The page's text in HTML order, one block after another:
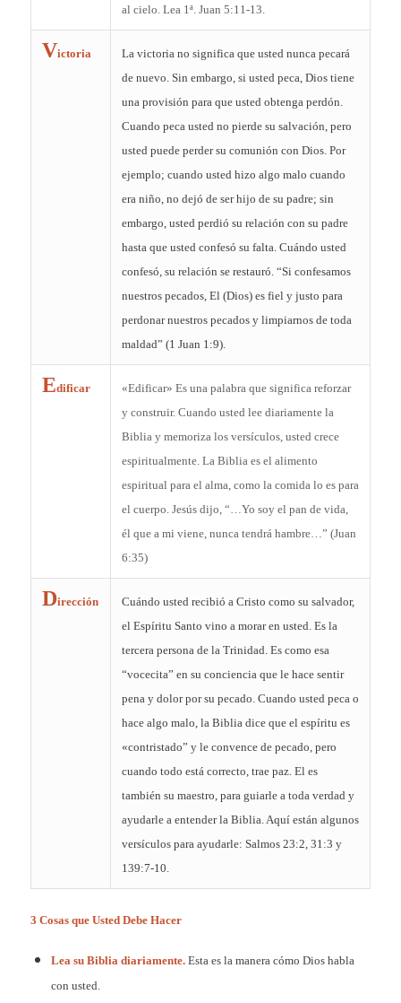
al cielo. Lea 1ª. Juan 5:11-13.
Victoria
La victoria no significa que usted nunca pecará
de nuevo. Sin embargo, si usted peca, Dios tiene
una provisión para que usted obtenga perdón.
Cuando peca usted no pierde su salvación, pero
usted puede perder su comunión con Dios. Por
ejemplo; cuando usted hizo algo malo cuando
era niño, no dejó de ser hijo de su padre; sin
embargo, usted perdió su relación con su padre
hasta que usted confesó su falta. Cuándo usted
confesó, su relación se restauró. “Si confesamos
nuestros pecados, El (Dios) es fiel y justo para
perdonar nuestros pecados y limpiarnos de toda
maldad” (1 Juan 1:9).
Edificar
«Edificar» Es una palabra que significa reforzar
y construir. Cuando usted lee diariamente la
Biblia y memoriza los versículos, usted crece
espiritualmente. La Biblia es el alimento
espiritual para el alma, como la comida lo es para
el cuerpo. Jesús dijo, “…Yo soy el pan de vida,
él que a mi viene, nunca tendrá hambre…” (Juan
6:35)
Dirección
Cuándo usted recibió a Cristo como su salvador,
el Espíritu Santo vino a morar en usted. Es la
tercera persona de la Trinidad. Es como esa
“vocecita” en su conciencia que le hace sentir
pena y dolor por su pecado. Cuando usted peca o
hace algo malo, la Biblia dice que el espíritu es
«contristado” y le convence de pecado, pero
cuando todo está correcto, trae paz. El es
también su maestro, para guiarle a toda verdad y
ayudarle a entender la Biblia. Aquí están algunos
versículos para ayudarle: Salmos 23:2, 31:3 y
139:7-10.
3 Cosas que Usted Debe Hacer
Lea su Biblia diariamente. Esta es la manera cómo Dios habla
con usted.